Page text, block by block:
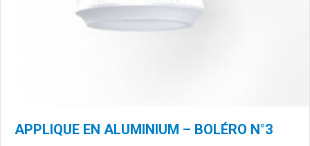
APPLIQUE EN ALUMINIUM – BOLÉRO N°3